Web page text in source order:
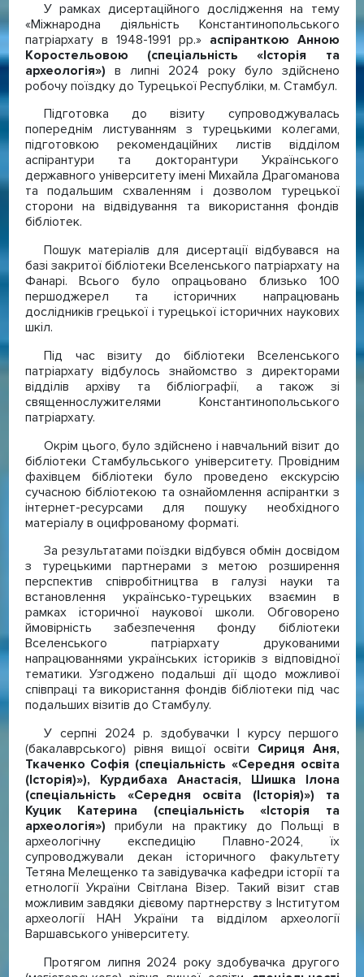
У рамках дисертаційного дослідження на тему
«Міжнародна діяльність Константинопольського
патріархату в 1948-1991 рр.» аспіранткою Анною
Коростельовою (спеціальність «Історія та
археологія») в липні 2024 року було здійснено
робочу поїздку до Турецької Республіки, м. Стамбул.
Підготовка до візиту супроводжувалась
попереднім листуванням з турецькими колегами,
підготовкою рекомендаційних листів відділом
аспірантури та докторантури Українського
державного університету імені Михайла Драгоманова
та подальшим схваленням і дозволом турецької
сторони на відвідування та використання фондів
бібліотек.
Пошук матеріалів для дисертації відбувався на
базі закритої бібліотеки Вселенського патріархату на
Фанарі. Всього було опрацьовано близько 100
першоджерел та історичних напрацювань
дослідників грецької і турецької історичних наукових
шкіл.
Під час візиту до бібліотеки Вселенського
патріархату відбулось знайомство з директорами
відділів архіву та бібліографії, а також зі
священнослужителями Константинопольського
патріархату.
Окрім цього, було здійснено і навчальний візит до
бібліотеки Стамбульського університету. Провідним
фахівцем бібліотеки було проведено екскурсію
сучасною бібліотекою та ознайомлення аспірантки з
інтернет-ресурсами для пошуку необхідного
матеріалу в оцифрованому форматі.
За результатами поїздки відбувся обмін досвідом
з турецькими партнерами з метою розширення
перспектив співробітництва в галузі науки та
встановлення українсько-турецьких взаємин в
рамках історичної наукової школи. Обговорено
ймовірність забезпечення фонду бібліотеки
Вселенського патріархату друкованими
напрацюваннями українських істориків з відповідної
тематики. Узгоджено подальші дії щодо можливої
співпраці та використання фондів бібліотеки під час
подальших візитів до Стамбулу.
У серпні 2024 р. здобувачки І курсу першого
(бакалаврського) рівня вищої освіти Сириця Аня,
Ткаченко Софія (спеціальність «Середня освіта
(Історія)»), Курдибаха Анастасія, Шишка Ілона
(спеціальність «Середня освіта (Історія)») та
Куцик Катерина (спеціальність «Історія та
археологія») прибули на практику до Польщі в
археологічну експедицію Плавно-2024, їх
супроводжували декан історичного факультету
Тетяна Мелещенко та завідувачка кафедри історії та
етнології України Світлана Візер. Такий візит став
можливим завдяки дієвому партнерству з Інститутом
археології НАН України та відділом археології
Варшавського університету.
Протягом липня 2024 року здобувачка другого